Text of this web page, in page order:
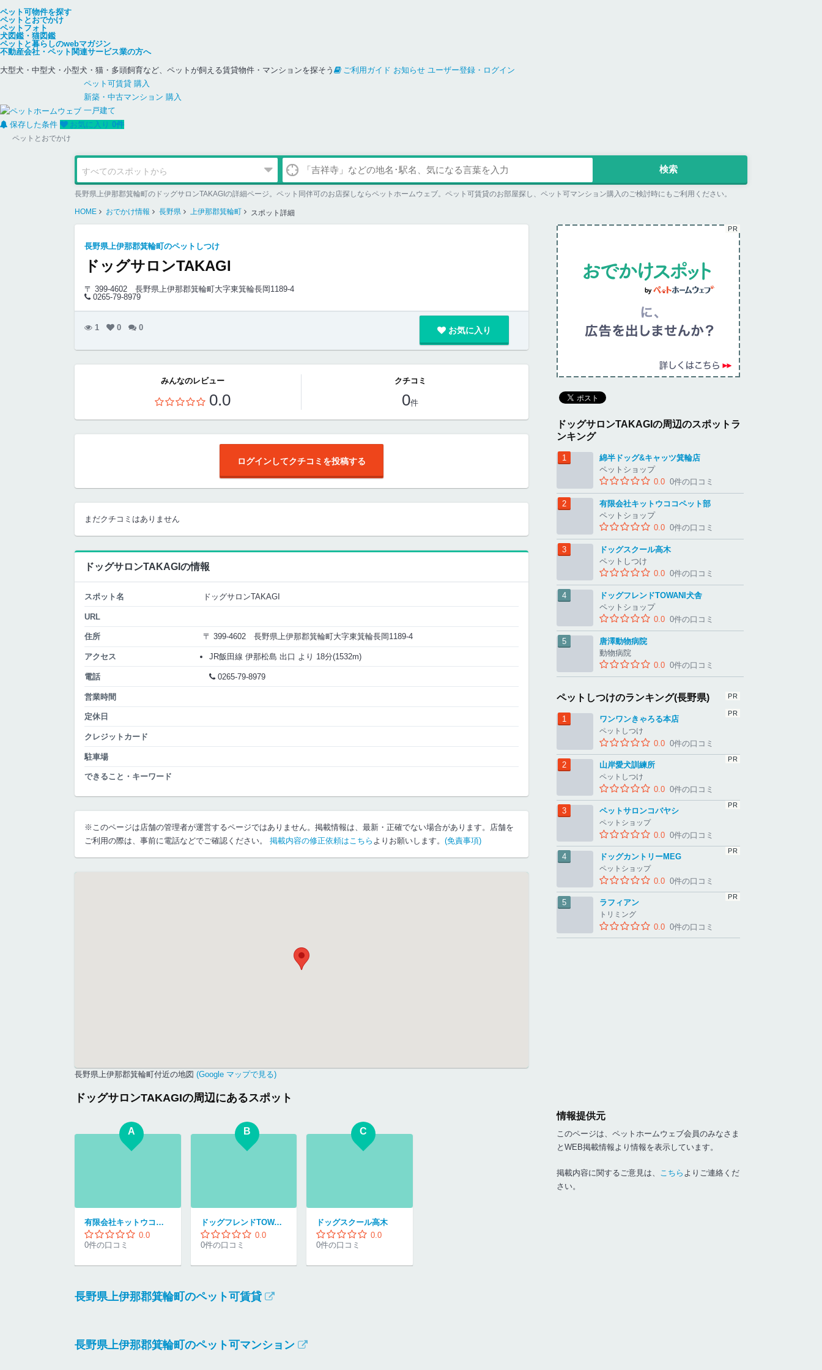
ペット可物件を探す
ペットとおでかけ
ペットフォト
犬図鑑・猫図鑑
ペットと暮らしのwebマガジン
不動産会社・ペット関連サービス業の方へ
大型犬・中型犬・小型犬・猫・多頭飼育など、ペットが飼える賃貸物件・マンションを探そう
ご利用ガイド お知らせ ユーザー登録・ログイン
ペット可賃貸 購入
新築・中古マンション 購入
一戸建て
保存した条件
お気に入り 0件
ペットとおでかけ
長野県上伊那郡箕輪町のドッグサロンTAKAGIの詳細ページ。ペット同伴可のお店探しならペットホームウェブ。ペット可賃貸のお部屋探し、ペット可マンション購入のご検討時にもご利用ください。
HOME おでかけ情報 長野県 上伊那郡箕輪町 スポット詳細
長野県上伊那郡箕輪町のペットしつけ
ドッグサロンTAKAGI
〒 399-4602
長野県上伊那郡箕輪町大字東箕輪長岡1189-4
0265-79-8979
1 0 0 お気に入り
みんなのレビュー
0.0
クチコミ
0件
ログインしてクチコミを投稿する
まだクチコミはありません
ドッグサロンTAKAGIの情報
スポット名 ドッグサロンTAKAGI
URL
住所 〒 399-4602 長野県上伊那郡箕輪町大字東箕輪長岡1189-4
アクセス JR飯田線 伊那松島 出口 より 18分(1532m)
電話 0265-79-8979
営業時間
定休日
クレジットカード
駐車場
できること・キーワード
※このページは店舗の管理者が運営するページではありません。掲載情報は、最新・正確でない場合があります。店舗を
ご利用の際は、事前に電話などでご確認ください。 掲載内容の修正依頼はこちら よりお願いします。 (免責事項)
長野県上伊那郡箕輪町付近の地図 (Google マップで見る)
ドッグサロンTAKAGIの周辺にあるスポット
A
有限会社キットウココペット部
0.0
0件の口コミ
B
ドッグフレンドTOWANI犬舎
0.0
0件の口コミ
C
ドッグスクール高木
0.0
0件の口コミ
長野県上伊那郡箕輪町のペット可賃貸
長野県上伊那郡箕輪町のペット可マンション
ドッグサロンTAKAGIの周辺のスポットラ
ンキング
綿半ドッグ&キャッツ箕輪店
ペットショップ
0.0 0件の口コミ
有限会社キットウココペット部
ペットショップ
0.0 0件の口コミ
ドッグスクール高木
ペットしつけ
0.0 0件の口コミ
ドッグフレンドTOWANI犬舎
ペットショップ
0.0 0件の口コミ
唐澤動物病院
動物病院
0.0 0件の口コミ
ペットしつけのランキング(長野県)
ワンワンきゃろる本店
ペットしつけ
0.0 0件の口コミ
山岸愛犬訓練所
ペットしつけ
0.0 0件の口コミ
ペットサロンコバヤシ
ペットショップ
0.0 0件の口コミ
ドッグカントリーMEG
ペットショップ
0.0 0件の口コミ
ラフィアン
トリミング
0.0 0件の口コミ
情報提供元
このページは、ペットホームウェブ会員のみなさま
とWEB掲載情報より情報を表示しています。
掲載内容に関するご意見は、 こちら よりご連絡くだ
さい。